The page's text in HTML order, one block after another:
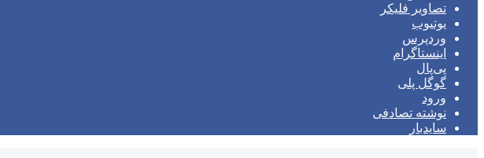
تصاویر فلیکر
یوتیوب
وردپرس
اینستاگرام
پی‌پال
گوگل پلی
ورود
نوشته تصادفی
سایدبار